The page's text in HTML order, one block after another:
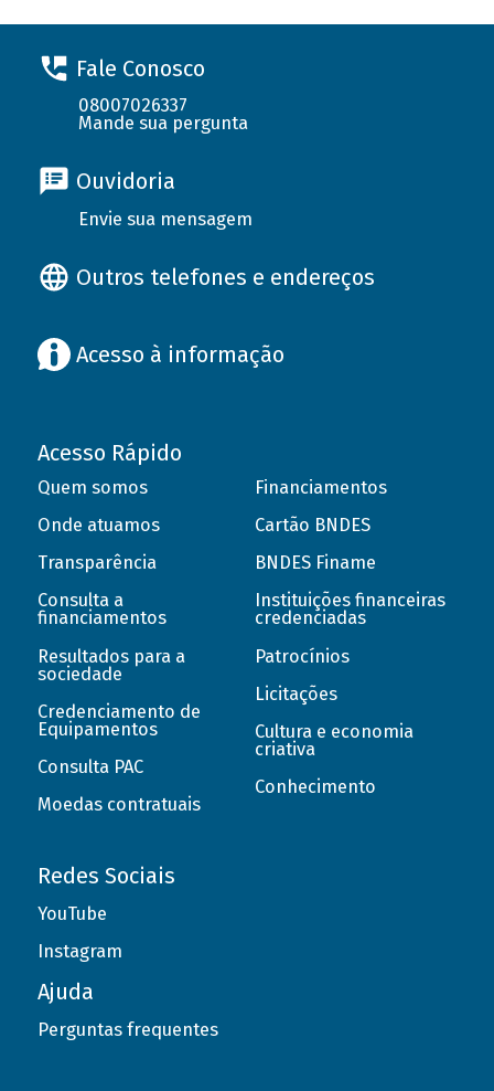
Fale Conosco
08007026337
Mande sua pergunta
Ouvidoria
Envie sua mensagem
Outros telefones e endereços
Acesso à informação
Acesso Rápido
Quem somos
Onde atuamos
Transparência
Consulta a
financiamentos
Resultados para a
sociedade
Credenciamento de
Equipamentos
Consulta PAC
Moedas contratuais
Financiamentos
Cartão BNDES
BNDES Finame
Instituições financeiras
credenciadas
Patrocínios
Licitações
Cultura e economia
criativa
Conhecimento
Redes Sociais
YouTube
Instagram
Ajuda
Perguntas frequentes